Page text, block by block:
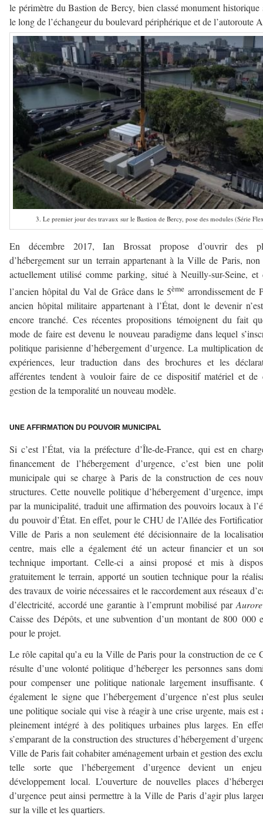
le périmètre du Bastion de Bercy, bien classé monument historique
le long de l’échangeur du boulevard périphérique et de l’autoroute
3. Le premier jour des travaux sur le Bastion de Bercy, pose des modules (Série
En décembre 2017, Ian Brossat propose d’ouvrir des
d’hébergement sur un terrain appartenant à la Ville de Paris,
actuellement utilisé comme parking, situé à Neuilly-sur-Seine, et
l’ancien hôpital du Val de Grâce dans le 5ème arrondissement de
ancien hôpital militaire appartenant à l’État, dont le devenir
encore tranché. Ces récentes propositions témoignent du fait
mode de faire est devenu le nouveau paradigme dans lequel
politique parisienne d’hébergement d’urgence. La multiplication
expériences, leur traduction dans des brochures et les
afférentes tendent à vouloir faire de ce dispositif matériel et de
gestion de la temporalité un nouveau modèle.
UNE AFFIRMATION DU POUVOIR MUNICIPAL
Si c’est l’État, via la préfecture d’Île-de-France, qui est en
financement de l’hébergement d’urgence, c’est bien une
municipale qui se charge à Paris de la construction de ces
structures. Cette nouvelle politique d’hébergement d’urgence,
par la municipalité, traduit une affirmation des pouvoirs locaux à
du pouvoir d’État. En effet, pour le CHU de l’Allée des
Ville de Paris a non seulement été décisionnaire de la
centre, mais elle a également été un acteur financier et un
technique important. Celle-ci a ainsi proposé et mis à
gratuitement le terrain, apporté un soutien technique pour la
des travaux de voirie nécessaires et le raccordement aux réseaux
d’électricité, accordé une garantie à l’emprunt mobilisé par Aurore
Caisse des Dépôts, et une subvention d’un montant de 800 000
pour le projet.
Le rôle capital qu’a eu la Ville de Paris pour la construction de ce
résulte d’une volonté politique d’héberger les personnes sans
pour compenser une politique nationale largement insuffisante.
également le signe que l’hébergement d’urgence n’est plus
une politique sociale qui vise à réagir à une crise urgente, mais est
pleinement intégré à des politiques urbaines plus larges. En
s’emparant de la construction des structures d’hébergement
Ville de Paris fait cohabiter aménagement urbain et gestion des
telle sorte que l’hébergement d’urgence devient un
développement local. L’ouverture de nouvelles places
d’urgence peut ainsi permettre à la Ville de Paris d’agir plus
sur la ville et les quartiers.